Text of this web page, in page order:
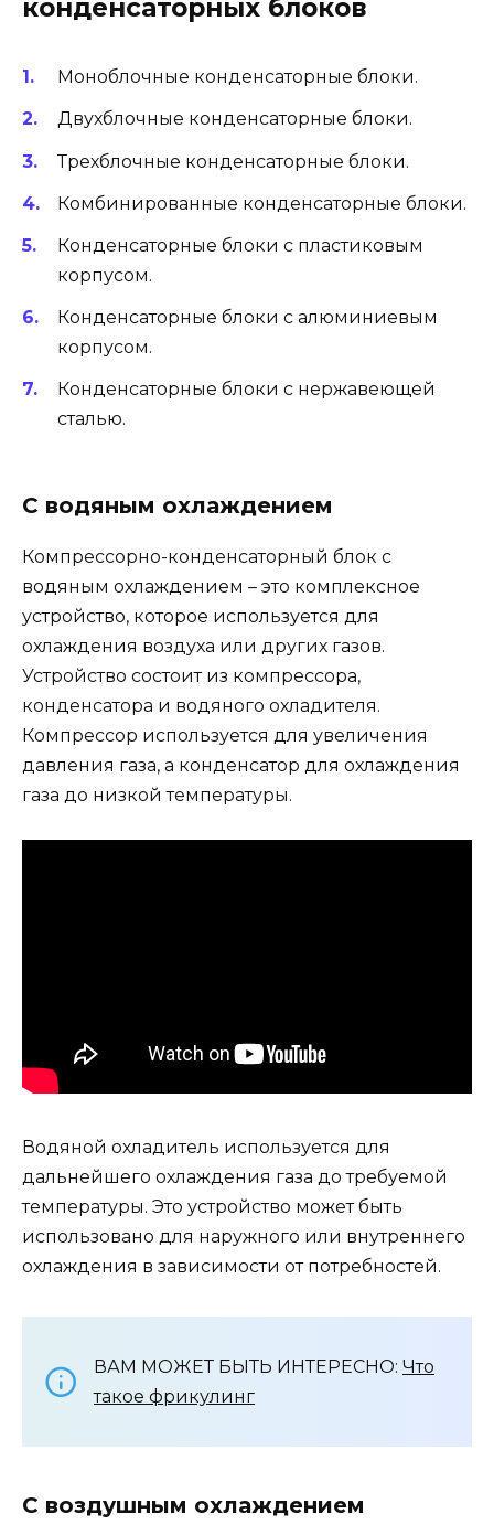
конденсаторных блоков
Моноблочные конденсаторные блоки.
Двухблочные конденсаторные блоки.
Трехблочные конденсаторные блоки.
Комбинированные конденсаторные блоки.
Конденсаторные блоки с пластиковым
корпусом.
Конденсаторные блоки с алюминиевым
корпусом.
Конденсаторные блоки с нержавеющей
сталью.
С водяным охлаждением
Компрессорно-конденсаторный блок с
водяным охлаждением – это комплексное
устройство, которое используется для
охлаждения воздуха или других газов.
Устройство состоит из компрессора,
конденсатора и водяного охладителя.
Компрессор используется для увеличения
давления газа, а конденсатор для охлаждения
газа до низкой температуры.
Водяной охладитель используется для
дальнейшего охлаждения газа до требуемой
температуры. Это устройство может быть
использовано для наружного или внутреннего
охлаждения в зависимости от потребностей.
ВАМ МОЖЕТ БЫТЬ ИНТЕРЕСНО: Что
такое фрикулинг
С воздушным охлаждением